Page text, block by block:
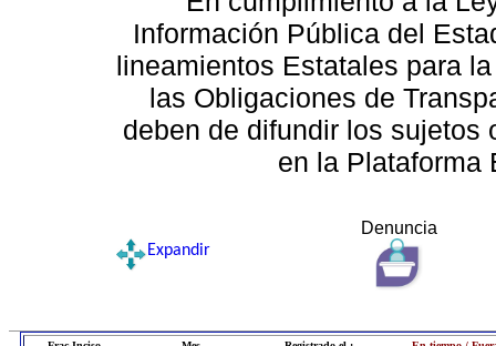
Información Pública del
lineamientos Estatales para
las Obligaciones de
deben de difundir los sujetos
en la Plataforma
Denuncia
Expandir